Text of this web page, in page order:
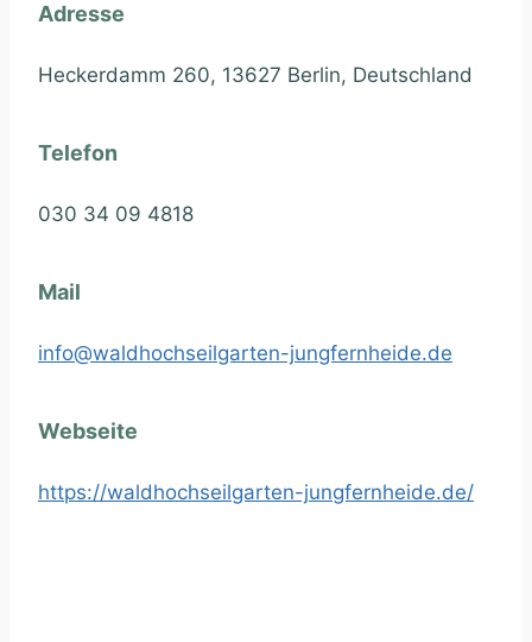
Adresse
Heckerdamm 260, 13627 Berlin, Deutschland
Telefon
030 34 09 4818
Mail
info@waldhochseilgarten-jungfernheide.de
Webseite
https://waldhochseilgarten-jungfernheide.de/